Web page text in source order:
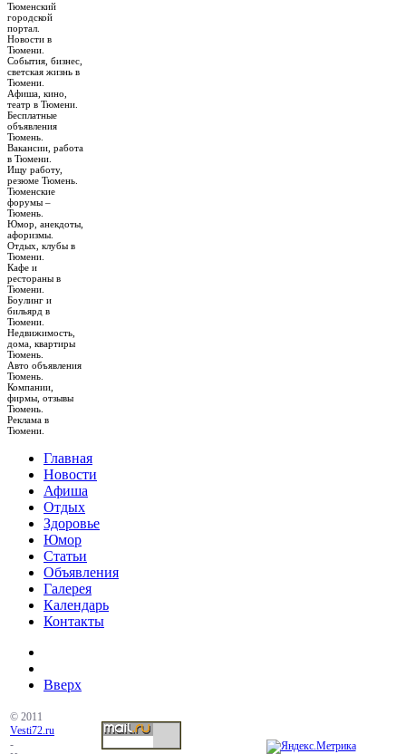
Тюменский
городской
портал.
Новости в
Тюмени.
События, бизнес,
светская жизнь в
Тюмени.
Афиша, кино,
театр в Тюмени.
Бесплатные
объявления
Тюмень.
Вакансии, работа
в Тюмени.
Ищу работу,
резюме Тюмень.
Тюменские
форумы –
Тюмень.
Юмор, анекдоты,
афоризмы.
Отдых, клубы в
Тюмени.
Кафе и
рестораны в
Тюмени.
Боулинг и
бильярд в
Тюмени.
Недвижимость,
дома, квартиры
Тюмень.
Авто объявления
Тюмень.
Компании,
фирмы, отзывы
Тюмень.
Реклама в
Тюмени.
Главная
Новости
Афиша
Отдых
Здоровье
Юмор
Статьи
Объявления
Галерея
Календарь
Контакты
Вверх
© 2011
Vesti72.ru
-